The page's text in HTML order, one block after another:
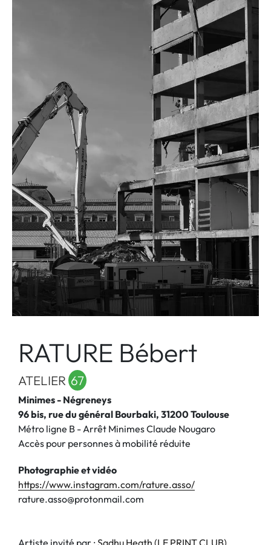
RATURE Bébert
ATELIER 67
Minimes - Négreneys
96 bis, rue du général Bourbaki, 31200 Toulouse
Métro ligne B - Arrêt Minimes Claude Nougaro
Accès pour personnes à mobilité réduite
Photographie et vidéo
https://www.instagram.com/rature.asso/
rature.asso@protonmail.com